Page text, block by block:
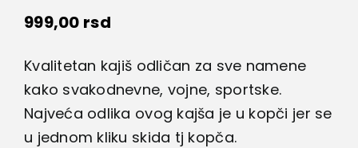
Sport i razonoda
Svi proizvodi
999,00 rsd
Kvalitetan kajiš odličan za sve namene
kako svakodnevne, vojne, sportske.
Najveća odlika ovog kajša je u kopči jer se
u jednom kliku skida tj kopča.